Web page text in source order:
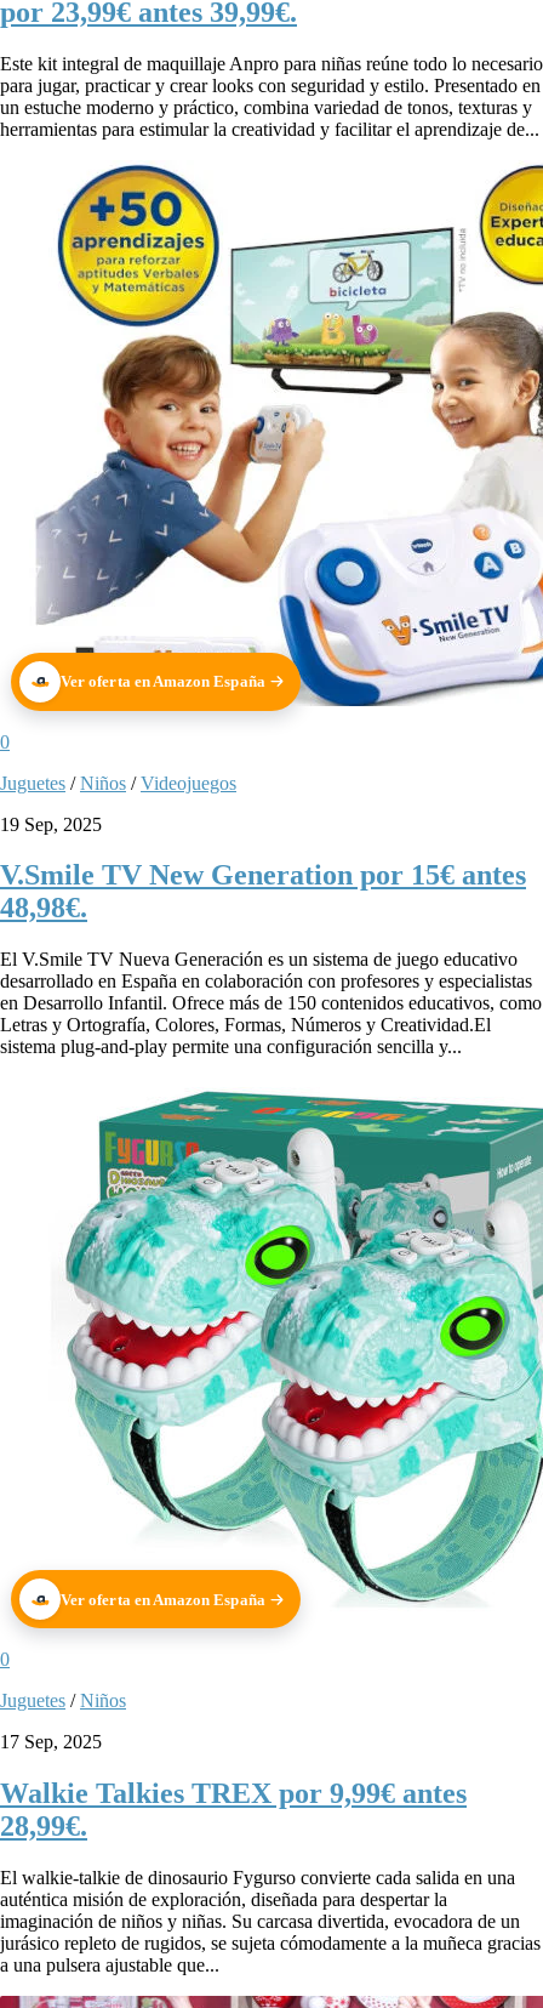
por 23,99€ antes 39,99€.
Este kit integral de maquillaje Anpro para niñas reúne todo lo necesario
para jugar, practicar y crear looks con seguridad y estilo. Presentado en
un estuche moderno y práctico, combina variedad de tonos, texturas y
herramientas para estimular la creatividad y facilitar el aprendizaje de...
Ver oferta en Amazon España
0
Juguetes /Niños /Videojuegos
19 Sep, 2025
V.Smile TV New Generation por 15€ antes
48,98€.
El V.Smile TV Nueva Generación es un sistema de juego educativo
desarrollado en España en colaboración con profesores y especialistas
en Desarrollo Infantil. Ofrece más de 150 contenidos educativos, como
Letras y Ortografía, Colores, Formas, Números y Creatividad.El
sistema plug-and-play permite una configuración sencilla y...
Ver oferta en Amazon España
0
Juguetes /Niños
17 Sep, 2025
Walkie Talkies TREX por 9,99€ antes
28,99€.
El walkie-talkie de dinosaurio Fygurso convierte cada salida en una
auténtica misión de exploración, diseñada para despertar la
imaginación de niños y niñas. Su carcasa divertida, evocadora de un
jurásico repleto de rugidos, se sujeta cómodamente a la muñeca gracias
a una pulsera ajustable que...